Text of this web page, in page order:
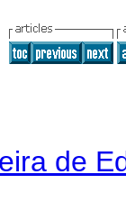
de